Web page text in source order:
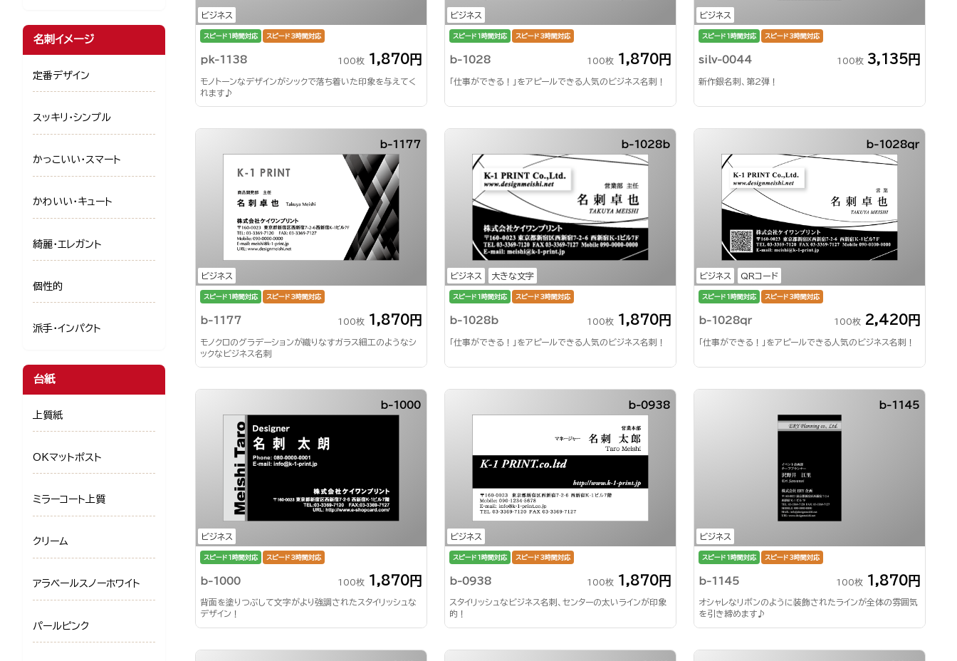
ビジネス
スピード1時間対応 スピード3時間対応
pk-1138 100枚 1,870円
モノトーンなデザインがシックで落ち着いた印象を与えてく
れます♪
ビジネス
スピード1時間対応 スピード3時間対応
b-1028 100枚 1,870円
「仕事ができる！」をアピールできる人気のビジネス名刺！
ビジネス
スピード1時間対応 スピード3時間対応
silv-0044 100枚 3,135円
新作銀名刺、第2弾！
ビジネス
b-1177
スピード1時間対応 スピード3時間対応
b-1177 100枚 1,870円
モノクロのグラデーションが織りなすガラス細工のようなシ
ックなビジネス名刺
ビジネス 大きな文字
b-1028b
スピード1時間対応 スピード3時間対応
b-1028b 100枚 1,870円
「仕事ができる！」をアピールできる人気のビジネス名刺！
ビジネス QRコード
b-1028qr
スピード1時間対応 スピード3時間対応
b-1028qr 100枚 2,420円
「仕事ができる！」をアピールできる人気のビジネス名刺！
ビジネス
b-1000
スピード1時間対応 スピード3時間対応
b-1000 100枚 1,870円
背面を塗りつぶして文字がより強調されたスタイリッシュな
デザイン！
ビジネス
b-0938
スピード1時間対応 スピード3時間対応
b-0938 100枚 1,870円
スタイリッシュなビジネス名刺、センターの太いラインが印象
的！
ビジネス
b-1145
スピード1時間対応 スピード3時間対応
b-1145 100枚 1,870円
オシャレなリボンのように装飾されたラインが全体の雰囲気
を引き締めます♪
名刺イメージ
定番デザイン
スッキリ・シンプル
かっこいい・スマート
かわいい・キュート
綺麗・エレガント
個性的
派手・インパクト
台紙
上質紙
OKマットポスト
ミラーコート上質
クリーム
アラベールスノーホワイト
パールピンク